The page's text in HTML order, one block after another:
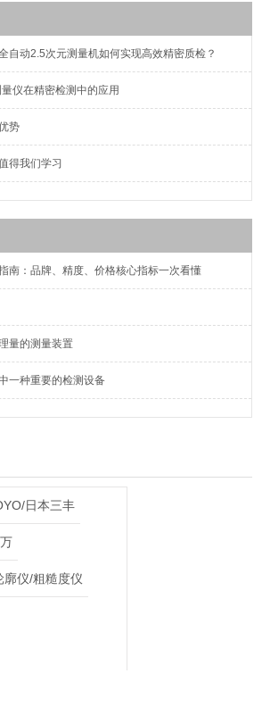
自动2.5次元测量机如何实现高效精密质检？
仪在精密检测中的应用
势
得我们学习
南：品牌、精度、价格核心指标一次看懂
量的测量装置
一种重要的检测设备
日本三丰
廓仪/粗糙度仪